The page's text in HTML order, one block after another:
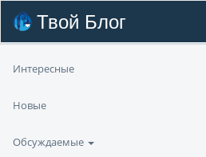
Твой Блог
Интересные
Новые
Обсуждаемые